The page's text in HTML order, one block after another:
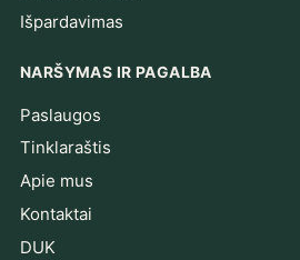
Išpardavimas
NARŠYMAS IR PAGALBA
Paslaugos
Tinklaraštis
Apie mus
Kontaktai
DUK